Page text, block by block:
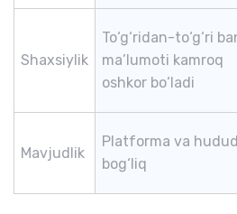
Shaxsiylik
To‘g‘ridan-to‘g‘ri
ma’lumoti kamroq
oshkor bo‘ladi
Mavjudlik
Platforma va
bog‘liq